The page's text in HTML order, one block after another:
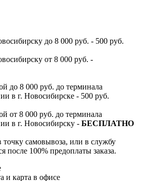
до 8 000 руб. - 500 руб.
от 8 000 руб. -
до 8 000 руб. до терминала
в г. Новосибирске - 500 руб.
от 8 000 руб. до терминала
в г. Новосибирску - БЕСПЛАТНО
точку самовывоза, или в службу
после 100% предоплаты заказа.
и карта в офисе